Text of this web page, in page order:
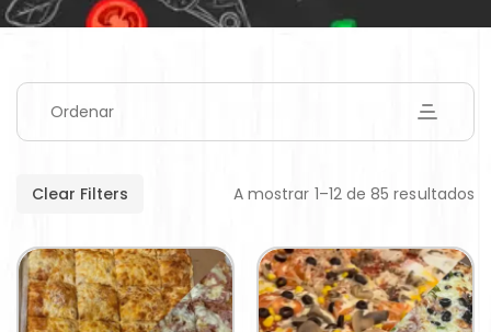
Ordenar
Clear Filters A mostrar 1–12 de 85 resultados